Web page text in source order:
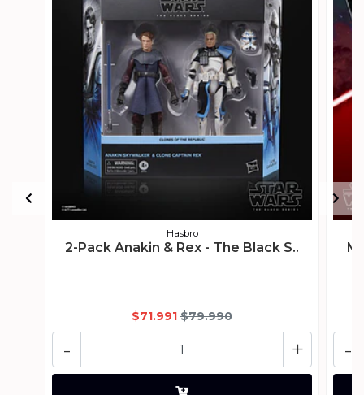
Hasbro
2-Pack Anakin & Rex - The Black S..
$71.991 $79.990
+
- -